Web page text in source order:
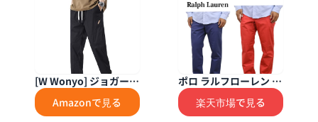
[W Wonyo] ジョガーパ
ンツ メンズ 涼しい 9分
丈 ズボン 軽量 薄手 ス
Amazonで見る
ポロ ラルフローレン メ
ンズ ストレッチ クラシ
ックフィット イージー
楽天市場で見る